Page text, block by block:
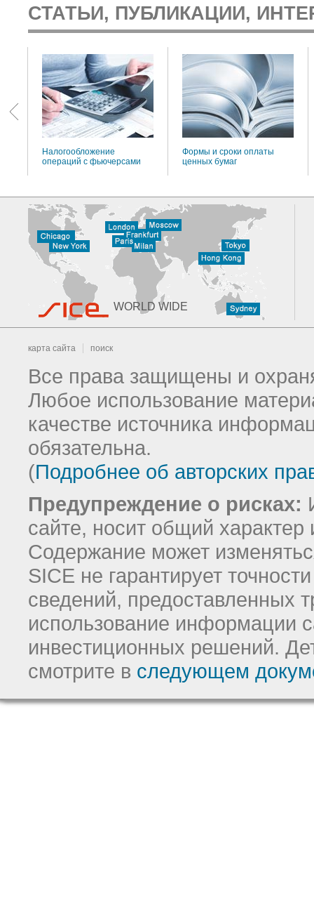
СТАТЬИ, ПУБЛИКАЦИИ,
Налогообложение
операций с фьючерсами
Формы и сроки оплаты
ценных бумаг
WORLD WIDE
карта сайта поиск
Все права защищены и
Любое использование
качестве источника
обязательна.
(Подробнее об авторских
Предупреждение о рисках:
сайте, носит общий
Содержание может
SICE не гарантирует
сведений, предоставленных
использование информации
инвестиционных решений.
смотрите в следующем